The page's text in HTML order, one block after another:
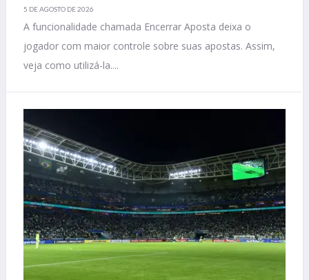
5 DE AGOSTO DE 2026
A funcionalidade chamada Encerrar Aposta deixa o
jogador com maior controle sobre suas apostas. Assim,
veja como utilizá-la....